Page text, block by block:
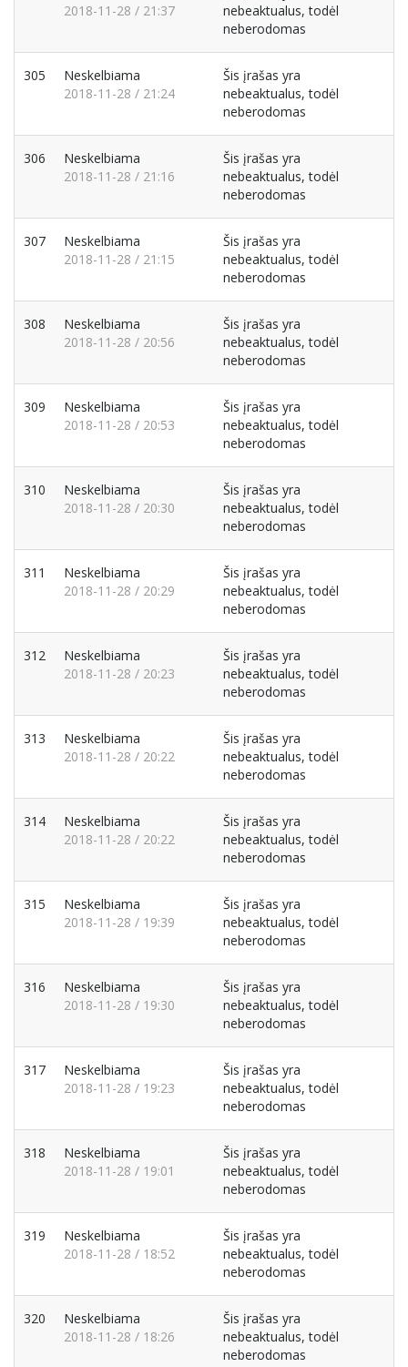
2018-11-28 / 21:37
nebeaktualus, todėl
neberodomas
305
Neskelbiama
2018-11-28 / 21:24
Šis įrašas yra
nebeaktualus, todėl
neberodomas
306
Neskelbiama
2018-11-28 / 21:16
Šis įrašas yra
nebeaktualus, todėl
neberodomas
307
Neskelbiama
2018-11-28 / 21:15
Šis įrašas yra
nebeaktualus, todėl
neberodomas
308
Neskelbiama
2018-11-28 / 20:56
Šis įrašas yra
nebeaktualus, todėl
neberodomas
309
Neskelbiama
2018-11-28 / 20:53
Šis įrašas yra
nebeaktualus, todėl
neberodomas
310
Neskelbiama
2018-11-28 / 20:30
Šis įrašas yra
nebeaktualus, todėl
neberodomas
311
Neskelbiama
2018-11-28 / 20:29
Šis įrašas yra
nebeaktualus, todėl
neberodomas
312
Neskelbiama
2018-11-28 / 20:23
Šis įrašas yra
nebeaktualus, todėl
neberodomas
313
Neskelbiama
2018-11-28 / 20:22
Šis įrašas yra
nebeaktualus, todėl
neberodomas
314
Neskelbiama
2018-11-28 / 20:22
Šis įrašas yra
nebeaktualus, todėl
neberodomas
315
Neskelbiama
2018-11-28 / 19:39
Šis įrašas yra
nebeaktualus, todėl
neberodomas
316
Neskelbiama
2018-11-28 / 19:30
Šis įrašas yra
nebeaktualus, todėl
neberodomas
317
Neskelbiama
2018-11-28 / 19:23
Šis įrašas yra
nebeaktualus, todėl
neberodomas
318
Neskelbiama
2018-11-28 / 19:01
Šis įrašas yra
nebeaktualus, todėl
neberodomas
319
Neskelbiama
2018-11-28 / 18:52
Šis įrašas yra
nebeaktualus, todėl
neberodomas
320
Neskelbiama
2018-11-28 / 18:26
Šis įrašas yra
nebeaktualus, todėl
neberodomas